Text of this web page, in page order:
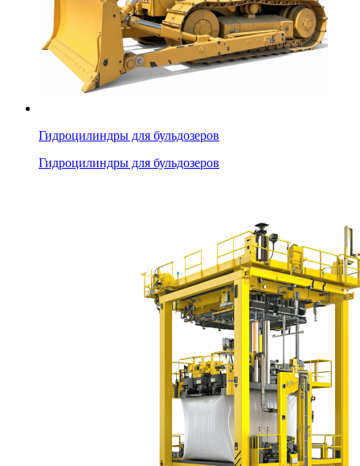
Гидроцилиндры для бульдозеров
Гидроцилиндры для бульдозеров